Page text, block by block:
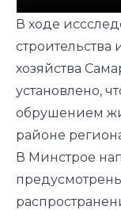
В ходе
хозяйства
установлено,
обрушением
районе
В Минстрое